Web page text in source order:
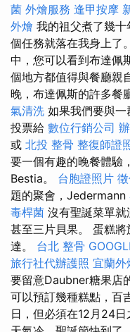
菌 外燴服務 逢甲按摩
外燴 我的祖父煮了幾
個任務就落在我身上了。
中，您可以看到布達佩
個地方都值得與餐廳親
晚，布達佩斯的許多餐
氣清洗 如果我們要與
投票給 數位行銷公司
或 北投 整骨 整復師證
要一個有趣的晚餐體驗
Bestia。 台胞證照片
題的聚會，Jedermann
毒桿菌 沒有聖誕菜單
甚至三片貝果。 蛋糕
達。 台北 整骨
旅行社代辦護照 宜蘭外
要留意Daubner糖果店
可以預訂幾種糕點，百
日，但必須在12月24日